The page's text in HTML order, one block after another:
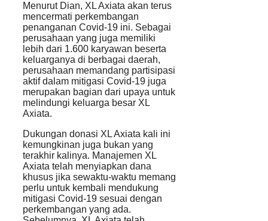
Menurut Dian, XL Axiata akan terus
mencermati perkembangan
penanganan Covid-19 ini. Sebagai
perusahaan yang juga memiliki
lebih dari 1.600 karyawan beserta
keluarganya di berbagai daerah,
perusahaan memandang partisipasi
aktif dalam mitigasi Covid-19 juga
merupakan bagian dari upaya untuk
melindungi keluarga besar XL
Axiata.
Dukungan donasi XL Axiata kali ini
kemungkinan juga bukan yang
terakhir kalinya. Manajemen XL
Axiata telah menyiapkan dana
khusus jika sewaktu-waktu memang
perlu untuk kembali mendukung
mitigasi Covid-19 sesuai dengan
perkembangan yang ada.